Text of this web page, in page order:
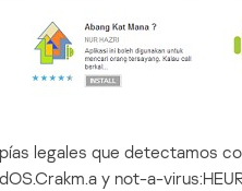
legales que detectamos
y not-a-